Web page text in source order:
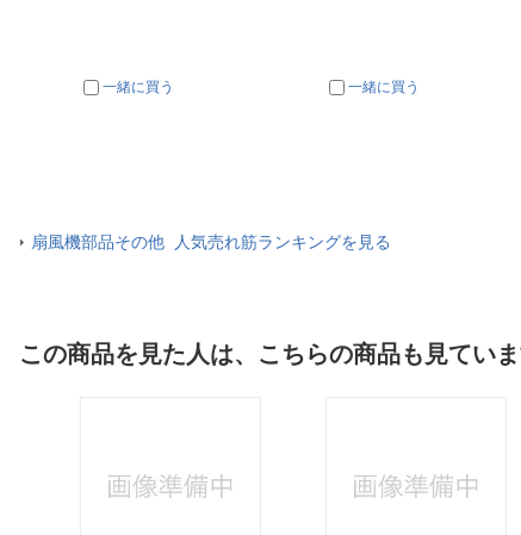
一緒に買う 一緒に買う
扇風機部品その他 人気売れ筋ランキングを見る
この商品を見た人は、こちらの商品も見てい